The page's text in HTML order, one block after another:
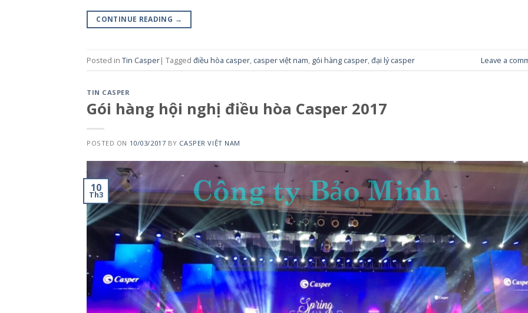
CONTINUE READING →
Posted in Tin Casper| Tagged điều hòa casper, casper việt nam, gói hàng casper,đại lý casper Leave a
TIN CASPER
Gói hàng hội nghị điều hòa Casper 2017
POSTED ON 10/03/2017 BY CASPER VIỆT NAM
10
Th3